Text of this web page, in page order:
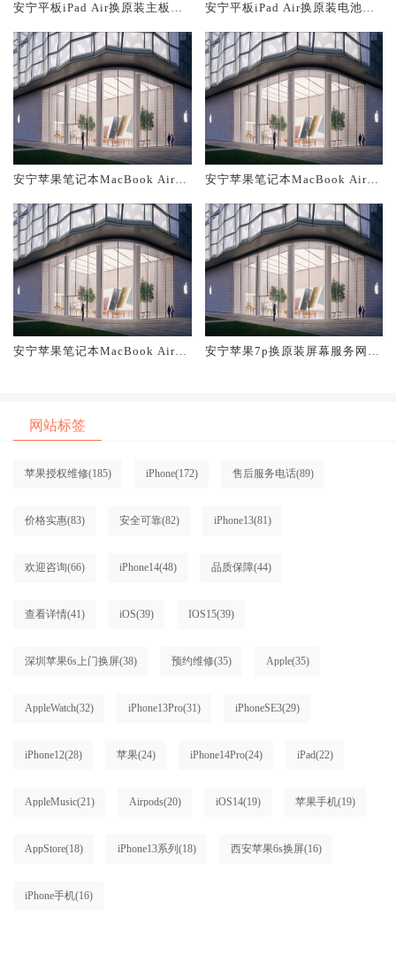
安宁平板iPad Air换原装主板维
安宁平板iPad Air换原装电池维
安宁苹果笔记本MacBook Air换
安宁苹果笔记本MacBook Air换
安宁苹果笔记本MacBook Air换
安宁苹果7p换原装屏幕服务网点
网站标签
苹果授权维修(185) iPhone(172) 售后服务电话(89)
价格实惠(83) 安全可靠(82) iPhone13(81)
欢迎咨询(66) iPhone14(48) 品质保障(44)
查看详情(41) iOS(39) IOS15(39)
深圳苹果6s上门换屏(38) 预约维修(35) Apple(35)
AppleWatch(32) iPhone13Pro(31) iPhoneSE3(29)
iPhone12(28) 苹果(24) iPhone14Pro(24) iPad(22)
AppleMusic(21) Airpods(20) iOS14(19) 苹果手机(19)
AppStore(18) iPhone13系列(18) 西安苹果6s换屏(16)
iPhone手机(16)